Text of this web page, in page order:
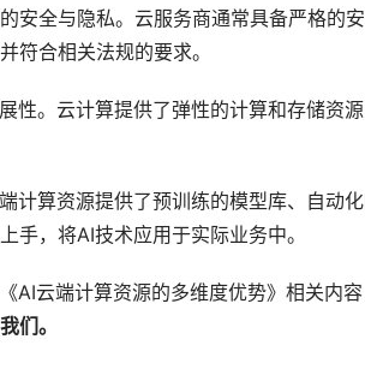
安全与隐私。云服务商通常具备严格的
符合相关法规的要求。
性。云计算提供了弹性的计算和存储资
计算资源提供了预训练的模型库、自动
手，将AI技术应用于实际业务中。
云端计算资源的多维度优势》相关内容
们。